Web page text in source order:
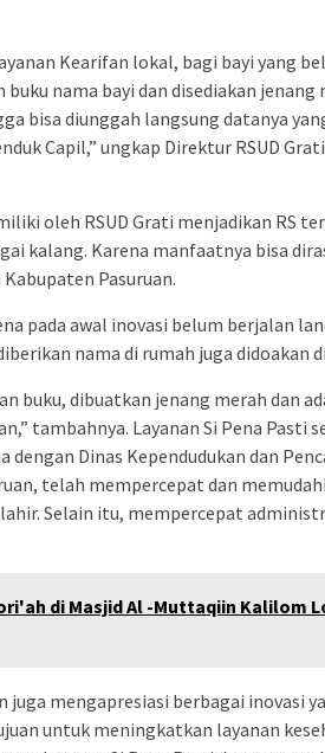
Kearifan lokal, bagi bayi yang
buku nama bayi dan disediakan jenang
bisa diunggah langsung datanya
Capil,” ungkap Direktur RSUD
oleh RSUD Grati menjadikan RS
kalang. Karena manfaatnya bisa
Pasuruan.
pada awal inovasi belum berjalan
nama di rumah juga didoakan
buku, dibuatkan jenang merah dan
tambahnya. Layanan Si Pena Pasti
dengan Dinas Kependudukan dan
telah mempercepat dan
Selain itu, mempercepat
di Masjid Al -Muttaqiin Kalilom
mengapresiasi berbagai inovasi
untuk meningkatkan layanan